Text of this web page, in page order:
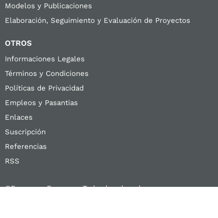
Modelos y Publicaciones
Elaboración, Seguimiento y Evaluación de Proyectos
OTROS
Informaciones Legales
Términos y Condiciones
Políticas de Privacidad
Empleos y Pasantias
Enlaces
Suscripción
Referencias
RSS
©Ferreyros Ferreyros Todos los derechos